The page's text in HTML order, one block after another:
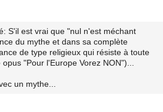
S'il est vrai que "nul n'est méchant
du mythe et dans sa complète
de type religieux qui résiste à toute
"Pour l'Europe Vorez NON")...
un mythe...